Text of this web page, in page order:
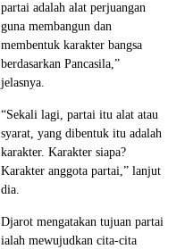
partai adalah alat perjuangan
guna membangun dan
membentuk karakter bangsa
berdasarkan Pancasila,”
jelasnya.
“Sekali lagi, partai itu alat atau
syarat, yang dibentuk itu adalah
karakter. Karakter siapa?
Karakter anggota partai,” lanjut
dia.
Djarot mengatakan tujuan partai
ialah mewujudkan cita-cita